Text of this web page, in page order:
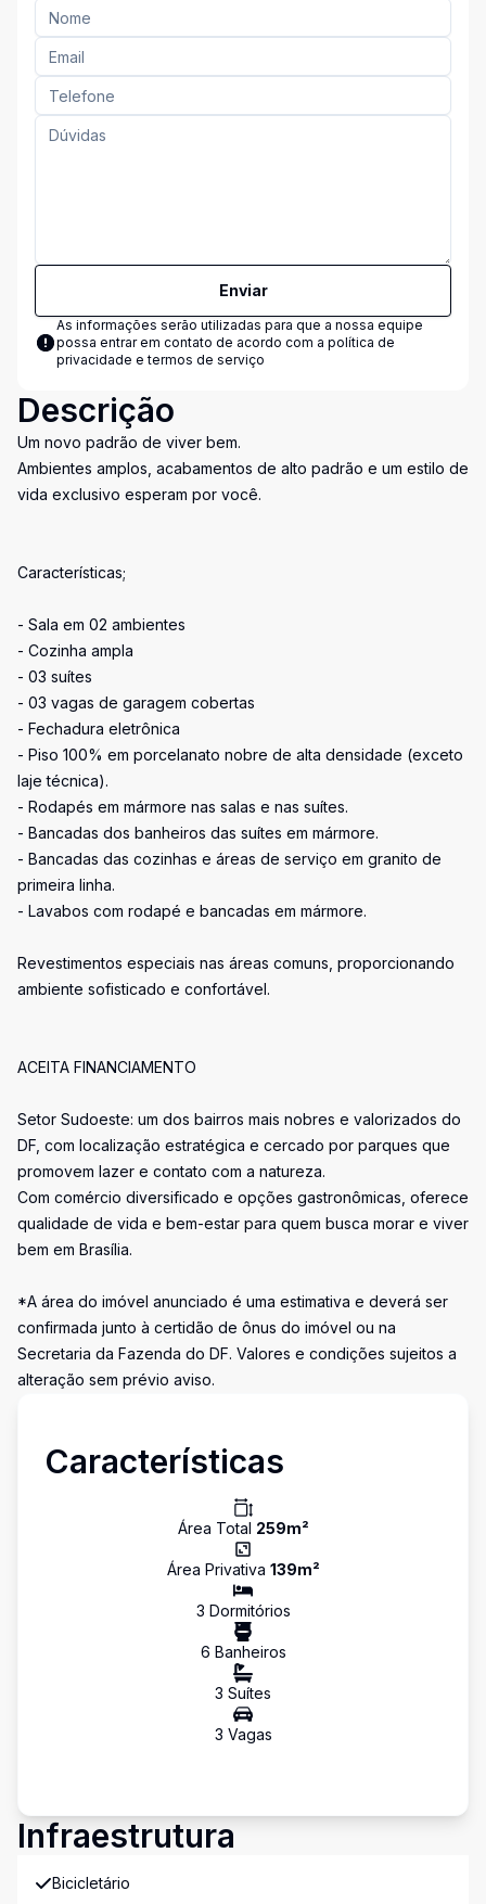
Enviar
As informações serão utilizadas para que a nossa equipe
possa entrar em contato de acordo com a política de
privacidade e termos de serviço
Descrição
Um novo padrão de viver bem.
Ambientes amplos, acabamentos de alto padrão e um estilo de
vida exclusivo esperam por você.
Características;
- Sala em 02 ambientes
- Cozinha ampla
- 03 suítes
- 03 vagas de garagem cobertas
- Fechadura eletrônica
- Piso 100% em porcelanato nobre de alta densidade (exceto
laje técnica).
- Rodapés em mármore nas salas e nas suítes.
- Bancadas dos banheiros das suítes em mármore.
- Bancadas das cozinhas e áreas de serviço em granito de
primeira linha.
- Lavabos com rodapé e bancadas em mármore.
Revestimentos especiais nas áreas comuns, proporcionando
ambiente sofisticado e confortável.
ACEITA FINANCIAMENTO
Setor Sudoeste: um dos bairros mais nobres e valorizados do
DF, com localização estratégica e cercado por parques que
promovem lazer e contato com a natureza.
Com comércio diversificado e opções gastronômicas, oferece
qualidade de vida e bem-estar para quem busca morar e viver
bem em Brasília.
*A área do imóvel anunciado é uma estimativa e deverá ser
confirmada junto à certidão de ônus do imóvel ou na
Secretaria da Fazenda do DF. Valores e condições sujeitos a
alteração sem prévio aviso.
Características
Área Total 259m²
Área Privativa 139m²
3 Dormitórios
6 Banheiros
3 Suítes
3 Vagas
Infraestrutura
Bicicletário